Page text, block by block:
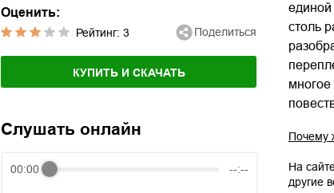
Оценить:
Рейтинг: 3 Поделиться
КУПИТЬ И СКАЧАТЬ
Слушать онлайн
00:00 --:--
столь
Почему
На
другие